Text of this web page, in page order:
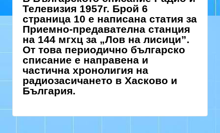
Телевизия 1957г. Брой 6
страница 10 е написана статия за
Приемно-предавателна станция
на 144 мгхц за „Лов на лисици”.
От това периодично българско
списание е направена и
частична хронолигия на
радиозасичането в Хасково и
България.